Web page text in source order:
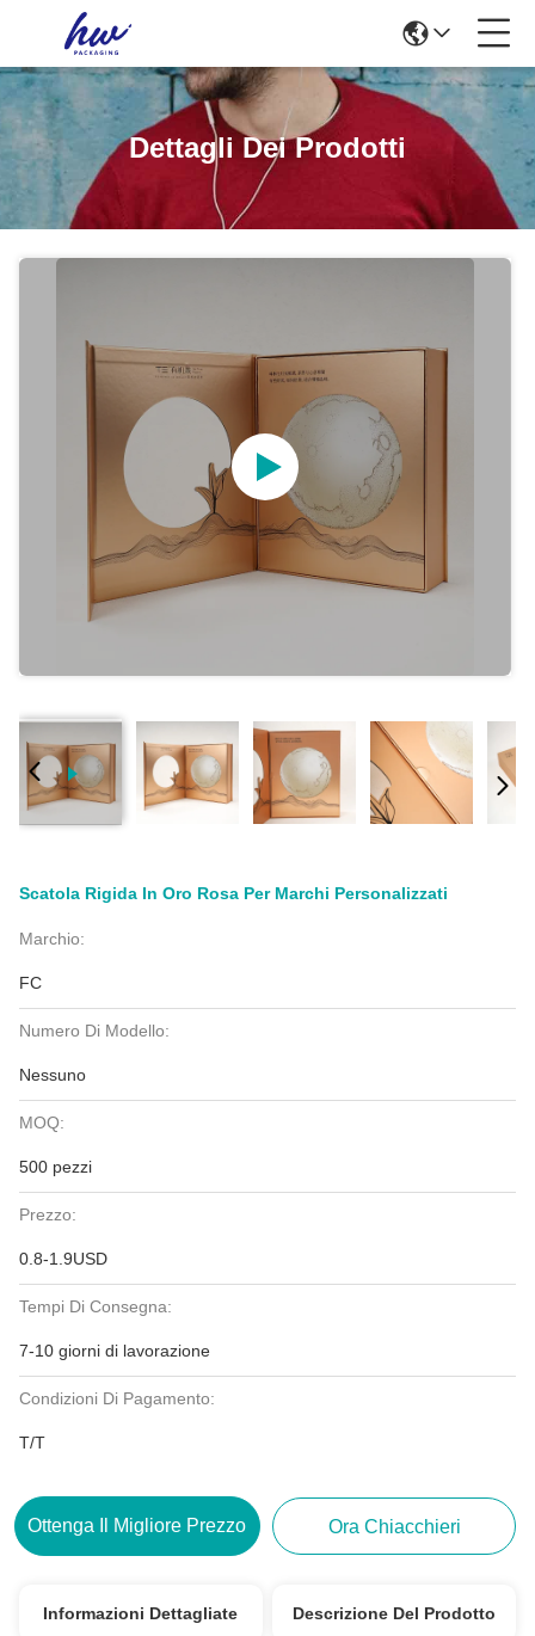
Dettagli Dei Prodotti
Scatola Rigida In Oro Rosa Per Marchi Personalizzati
Marchio:
FC
Numero Di Modello:
Nessuno
MOQ:
500 pezzi
Prezzo:
0.8-1.9USD
Tempi Di Consegna:
7-10 giorni di lavorazione
Condizioni Di Pagamento:
T/T
Ottenga Il Migliore Prezzo Ora Chiacchieri
Informazioni Dettagliate Descrizione Del Prodotto